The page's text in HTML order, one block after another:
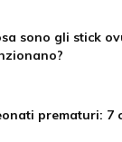
sono gli stick
prematuri: 7